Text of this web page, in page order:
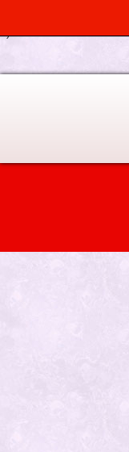
: Declaration of